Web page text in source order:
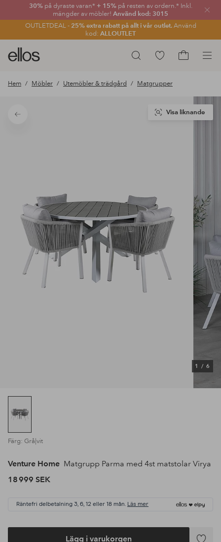
30% på dyraste varan* + 15% på resten av ordern.* Inkl.
mängder av möbler! Använd kod: 3015
OUTLETDEAL - 25% extra rabatt på allt i vår outlet.Använd
kod: ALLOUTLET
Sök
Ellos
logotyp
gå
förstasidan
Gå
produkter
Hem Möbler Utemöbler & trädgård Matgrupper
Tillbaka
1 / 6
Visa liknande
Färg: Grå|vit
Venture Home Matgrupp Parma med 4st matstolar Virya
18 999 SEK
Räntefri delbetalning 3, 6, 12 eller 18 mån. Läs mer
Lägg i varukorgen